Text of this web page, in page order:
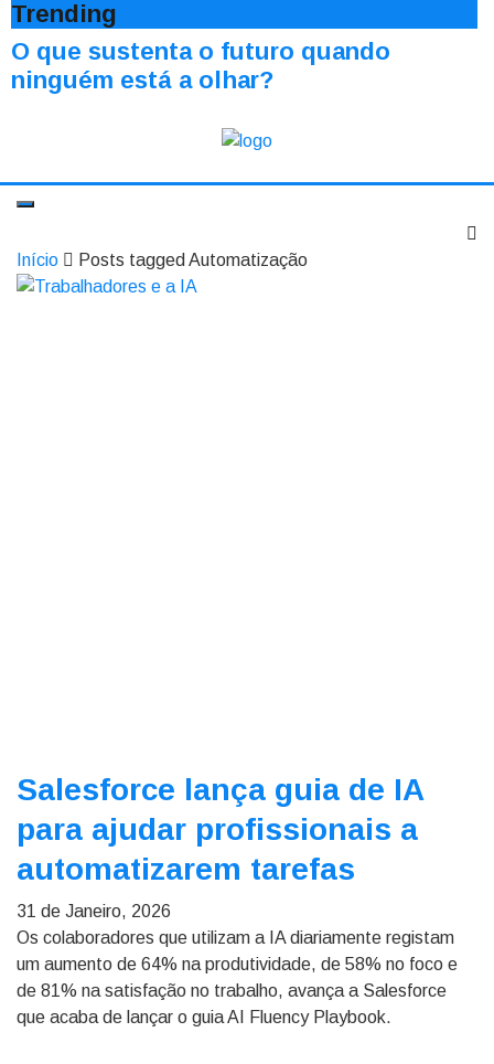
Trending
O que sustenta o futuro quando
ninguém está a olhar?
Início Posts tagged Automatização
Salesforce lança guia de IA
para ajudar profissionais a
automatizarem tarefas
31 de Janeiro, 2026
Os colaboradores que utilizam a IA diariamente registam
um aumento de 64% na produtividade, de 58% no foco e
de 81% na satisfação no trabalho, avança a Salesforce
que acaba de lançar o guia AI Fluency Playbook.